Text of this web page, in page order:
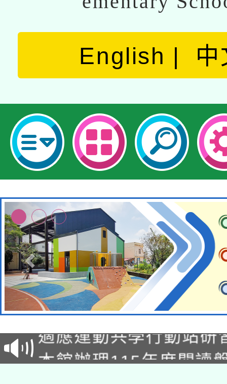
English 中
本校115學年度第2次
招甄選結果公告(無人
招)
本館辦理115年度閱讀